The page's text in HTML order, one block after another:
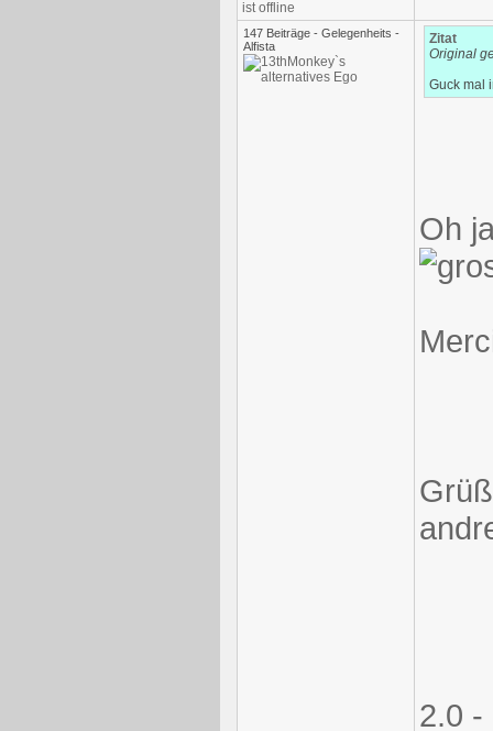
147 Beiträge - Gelegenheits -
Alfista
Zitat
Original
Guck mal
Oh
2.0 -